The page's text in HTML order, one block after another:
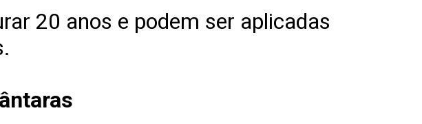
20 anos e podem ser aplicadas